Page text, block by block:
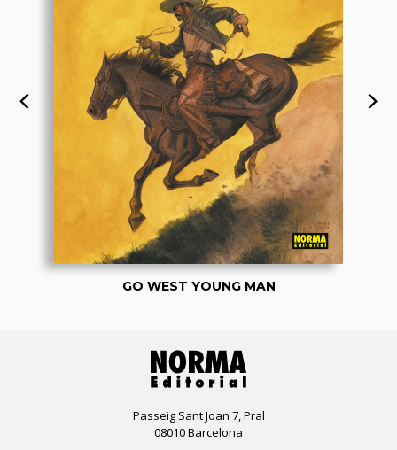
GO WEST YOUNG MAN
Passeig Sant Joan 7, Pral
08010 Barcelona